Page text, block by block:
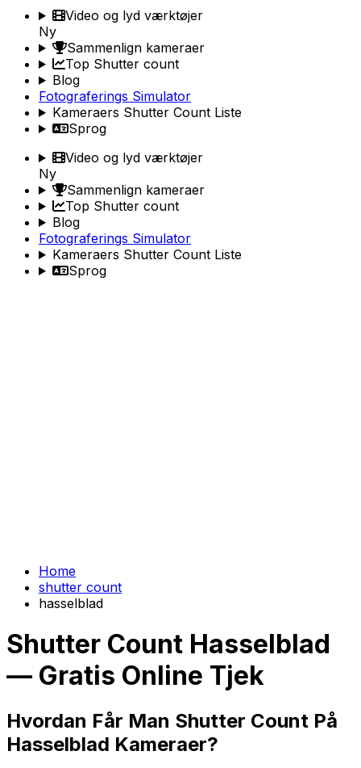
Video og lyd værktøjer
Ny
Sammenlign kameraer
Top Shutter count
Blog
Fotograferings Simulator
Kameraers Shutter Count Liste
Sprog
Video og lyd værktøjer
Ny
Sammenlign kameraer
Top Shutter count
Blog
Fotograferings Simulator
Kameraers Shutter Count Liste
Sprog
Home
shutter count
hasselblad
Shutter Count Hasselblad
— Gratis Online Tjek
Hvordan Får Man Shutter Count På
Hasselblad Kameraer?